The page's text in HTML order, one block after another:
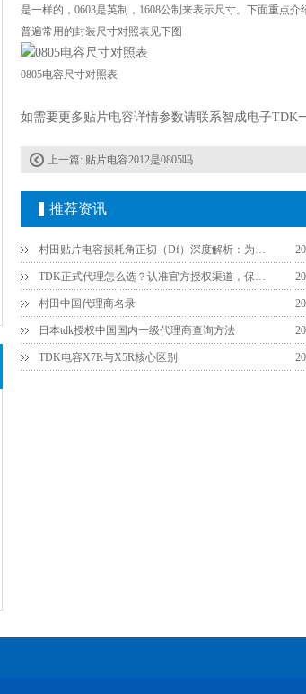
是一样的，0603是英制，1608公制来表示尺寸。下面重点
普遍常用的封装尺寸对照表见下图
0805电容尺寸对照表
如需要更多贴片电容详情参数请联系智成电子TDK
上一篇: 贴片电容2012是0805吗
推荐资讯
村田贴片电容损耗角正切（Df）深度解析：为什么说它是衡量品质的关键参数？
TDK正式代理怎么选？认准官方授权渠道，保障供应链安全
村田中国代理商名录
日本tdk授权中国国内一级代理商查询方法
TDK电容X7R与X5R核心区别